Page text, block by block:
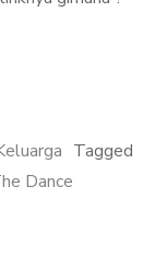
Tagged
Dance